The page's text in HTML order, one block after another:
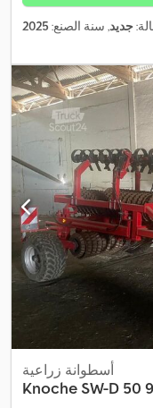
جديد, سنة الصنع: 2025
أسطوانة زراعية
Knoche SW-D 50